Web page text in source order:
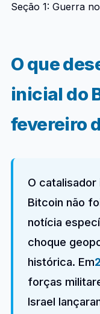
Seção 1: Guerra
O que
inicial do
fevereiro
O
Bitcoin não
notícia
choque
histórica. Em
forças
Israel